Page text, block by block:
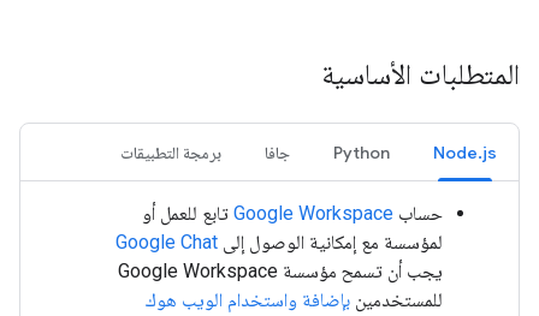
المتطلبات الأساسية
Node.js
Python جافا برمجة التطبيقات
حساب Google Workspace تابع للعمل أو
لمؤسسة مع إمكانية الوصول إلى Google Chat
يجب أن تسمح مؤسسة Google Workspace
للمستخدمين بإضافة واستخدام الويب هوك